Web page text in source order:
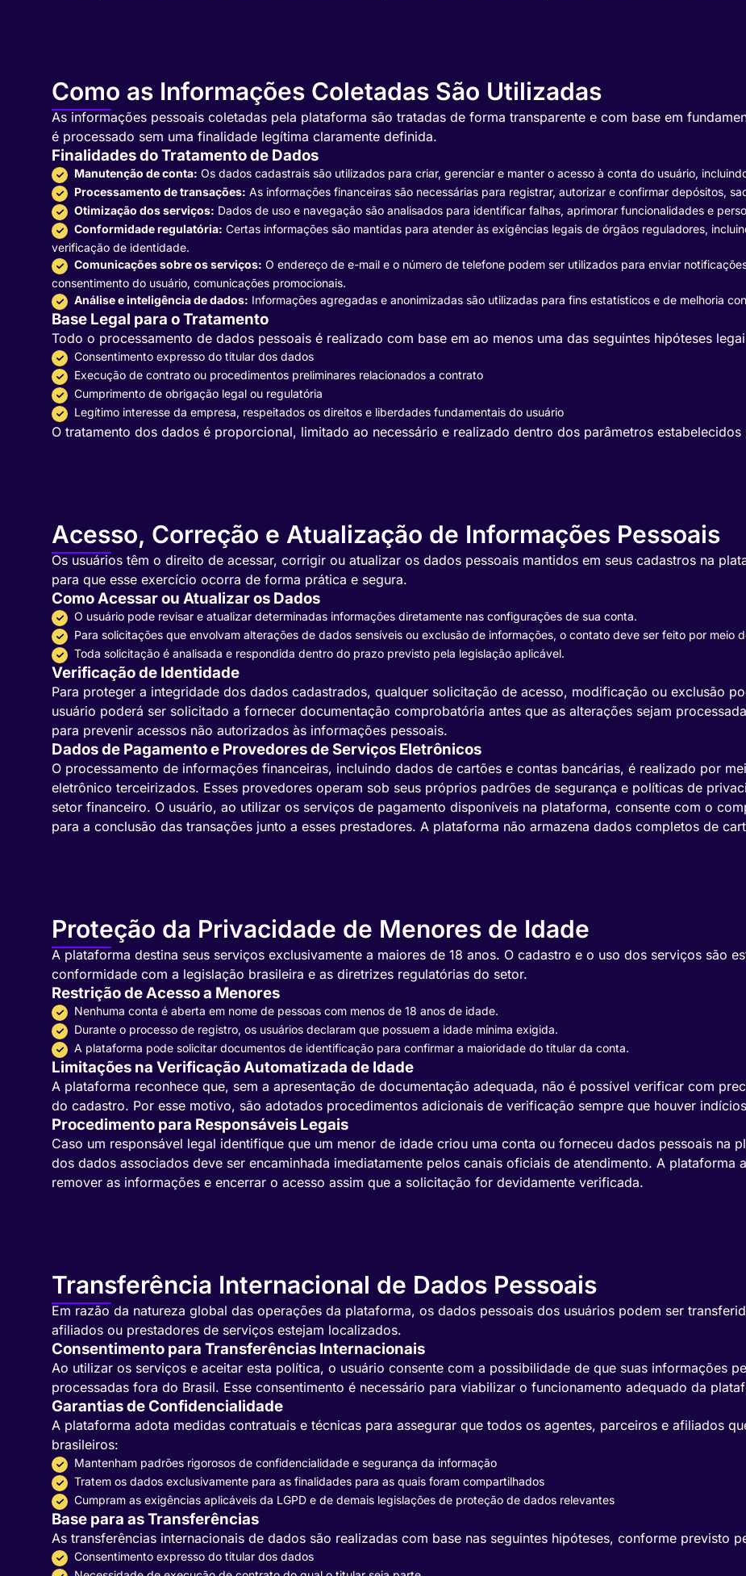
Como as Informações Coletadas São Utilizadas
As informações pessoais coletadas pela plataforma são tratadas de forma transparente e com base em
é processado sem uma finalidade legítima claramente definida.
Finalidades do Tratamento de Dados
Manutenção de conta: Os dados cadastrais são utilizados para criar, gerenciar e manter o acesso à conta do usuário,
Processamento de transações: As informações financeiras são necessárias para registrar, autorizar e confirmar depósitos,
Otimização dos serviços: Dados de uso e navegação são analisados para identificar falhas, aprimorar funcionalidades e
Conformidade regulatória: Certas informações são mantidas para atender às exigências legais de órgãos reguladores,
verificação de identidade.
Comunicações sobre os serviços: O endereço de e-mail e o número de telefone podem ser utilizados para enviar
consentimento do usuário, comunicações promocionais.
Análise e inteligência de dados: Informações agregadas e anonimizadas são utilizadas para fins estatísticos e de melhoria
Base Legal para o Tratamento
Todo o processamento de dados pessoais é realizado com base em ao menos uma das seguintes hipóteses
Consentimento expresso do titular dos dados
Execução de contrato ou procedimentos preliminares relacionados a contrato
Cumprimento de obrigação legal ou regulatória
Legítimo interesse da empresa, respeitados os direitos e liberdades fundamentais do usuário
O tratamento dos dados é proporcional, limitado ao necessário e realizado dentro dos parâmetros
Acesso, Correção e Atualização de Informações Pessoais
Os usuários têm o direito de acessar, corrigir ou atualizar os dados pessoais mantidos em seus cadastros na
para que esse exercício ocorra de forma prática e segura.
Como Acessar ou Atualizar os Dados
O usuário pode revisar e atualizar determinadas informações diretamente nas configurações de sua conta.
Para solicitações que envolvam alterações de dados sensíveis ou exclusão de informações, o contato deve ser feito por meio
Toda solicitação é analisada e respondida dentro do prazo previsto pela legislação aplicável.
Verificação de Identidade
Para proteger a integridade dos dados cadastrados, qualquer solicitação de acesso, modificação ou exclusão
usuário poderá ser solicitado a fornecer documentação comprobatória antes que as alterações sejam
para prevenir acessos não autorizados às informações pessoais.
Dados de Pagamento e Provedores de Serviços Eletrônicos
O processamento de informações financeiras, incluindo dados de cartões e contas bancárias, é realizado por
eletrônico terceirizados. Esses provedores operam sob seus próprios padrões de segurança e políticas de
setor financeiro. O usuário, ao utilizar os serviços de pagamento disponíveis na plataforma, consente com o
para a conclusão das transações junto a esses prestadores. A plataforma não armazena dados completos de
Proteção da Privacidade de Menores de Idade
A plataforma destina seus serviços exclusivamente a maiores de 18 anos. O cadastro e o uso dos serviços são
conformidade com a legislação brasileira e as diretrizes regulatórias do setor.
Restrição de Acesso a Menores
Nenhuma conta é aberta em nome de pessoas com menos de 18 anos de idade.
Durante o processo de registro, os usuários declaram que possuem a idade mínima exigida.
A plataforma pode solicitar documentos de identificação para confirmar a maioridade do titular da conta.
Limitações na Verificação Automatizada de Idade
A plataforma reconhece que, sem a apresentação de documentação adequada, não é possível verificar com
do cadastro. Por esse motivo, são adotados procedimentos adicionais de verificação sempre que houver
Procedimento para Responsáveis Legais
Caso um responsável legal identifique que um menor de idade criou uma conta ou forneceu dados pessoais na
dos dados associados deve ser encaminhada imediatamente pelos canais oficiais de atendimento. A plataforma
remover as informações e encerrar o acesso assim que a solicitação for devidamente verificada.
Transferência Internacional de Dados Pessoais
Em razão da natureza global das operações da plataforma, os dados pessoais dos usuários podem ser
afiliados ou prestadores de serviços estejam localizados.
Consentimento para Transferências Internacionais
Ao utilizar os serviços e aceitar esta política, o usuário consente com a possibilidade de que suas informações
processadas fora do Brasil. Esse consentimento é necessário para viabilizar o funcionamento adequado da
Garantias de Confidencialidade
A plataforma adota medidas contratuais e técnicas para assegurar que todos os agentes, parceiros e afiliados
brasileiros:
Mantenham padrões rigorosos de confidencialidade e segurança da informação
Tratem os dados exclusivamente para as finalidades para as quais foram compartilhados
Cumpram as exigências aplicáveis da LGPD e de demais legislações de proteção de dados relevantes
Base para as Transferências
As transferências internacionais de dados são realizadas com base nas seguintes hipóteses, conforme previsto
Consentimento expresso do titular dos dados